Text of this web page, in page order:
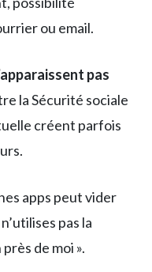
ou email.
pas
la Sécurité sociale
créent parfois
apps peut vider
pas la
de moi ».